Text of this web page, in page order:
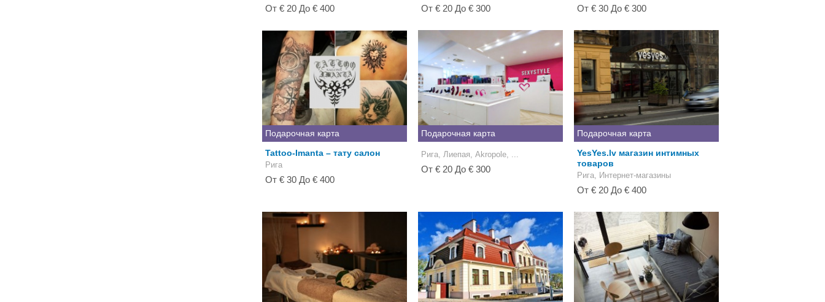
От € 20 До € 400 От € 20 До € 300 От € 30 До € 300
Подарочная карта
Tattoo-Imanta – тату салон
Рига
От € 30 До € 400
Подарочная карта
Рига, Лиепая, Akropole, ...
От € 20 До € 300
Подарочная карта
YesYes.lv магазин интимных
товаров
Рига, Интернет-магазины
От € 20 До € 400